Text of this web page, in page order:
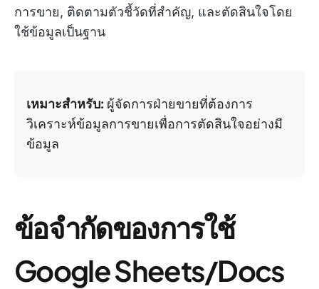
การขาย, ติดตามตัวชี้วัดที่สำคัญ, และตัดสินใจโดย
ใช้ข้อมูลเป็นฐาน
เหมาะสำหรับ: ผู้จัดการฝ่ายขายที่ต้องการ
วิเคราะห์ข้อมูลการขายเพื่อการตัดสินใจอย่างมี
ข้อมูล
ข้อจำกัดของการใช้
Google Sheets/Docs